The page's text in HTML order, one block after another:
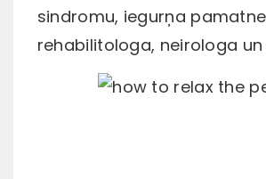
sindromu, iegurņa
rehabilitologa, neirologa